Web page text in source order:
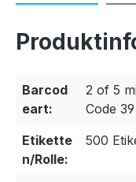
Barcod
eart:
2 of 5
Code
Etikette
n/Rolle:
500